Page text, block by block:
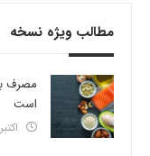
مطالب ویژه نسخه
است
اکتبر 26, 2024